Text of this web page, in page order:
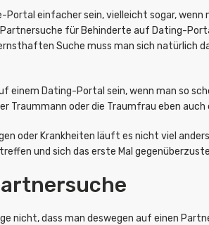
einfacher sein, vielleicht sogar,
für Behinderte auf Dating-
Suche muss man sich natürlich
Dating-Portal sein, wenn man so
oder die Traumfrau eben auch
oder Krankheiten läuft es nicht viel
und sich das erste Mal
nicht, dass man deswegen auf einen